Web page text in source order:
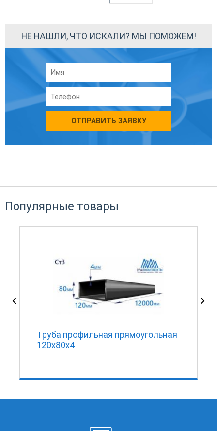
НЕ НАШЛИ, ЧТО ИСКАЛИ? МЫ ПОМОЖЕМ!
ОТПРАВИТЬ ЗАЯВКУ
Популярные товары
Труба профильная прямоугольная
120х80х4